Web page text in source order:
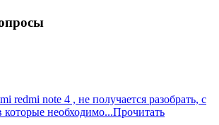
redmi note 4 , не получается разобрать, с
которые необходимо...Прочитать